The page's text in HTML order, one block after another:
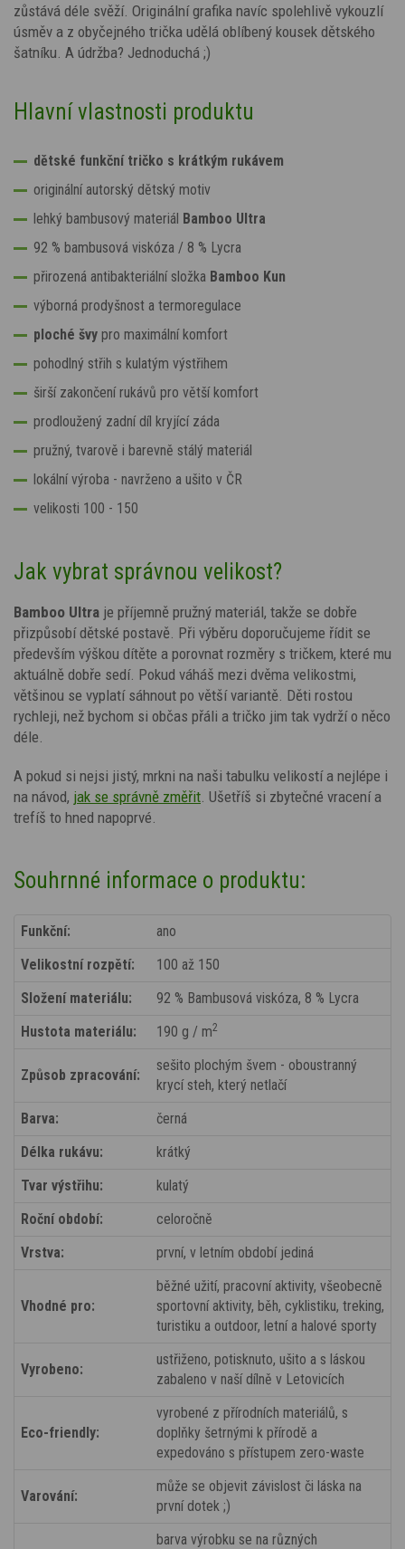
zůstává déle svěží. Originální grafika navíc spolehlivě vykouzlí
úsměv a z obyčejného trička udělá oblíbený kousek dětského
šatníku. A údržba? Jednoduchá ;)
Hlavní vlastnosti produktu
dětské funkční tričko s krátkým rukávem
originální autorský dětský motiv
lehký bambusový materiál Bamboo Ultra
92 % bambusová viskóza / 8 % Lycra
přirozená antibakteriální složka Bamboo Kun
výborná prodyšnost a termoregulace
ploché švy pro maximální komfort
pohodlný střih s kulatým výstřihem
širší zakončení rukávů pro větší komfort
prodloužený zadní díl kryjící záda
pružný, tvarově i barevně stálý materiál
lokální výroba - navrženo a ušito v ČR
velikosti 100 - 150
Jak vybrat správnou velikost?
Bamboo Ultra je příjemně pružný materiál, takže se dobře
přizpůsobí dětské postavě. Při výběru doporučujeme řídit se
především výškou dítěte a porovnat rozměry s tričkem, které mu
aktuálně dobře sedí. Pokud váháš mezi dvěma velikostmi,
většinou se vyplatí sáhnout po větší variantě. Děti rostou
rychleji, než bychom si občas přáli a tričko jim tak vydrží o něco
déle.
A pokud si nejsi jistý, mrkni na naši tabulku velikostí a nejlépe i
na návod, jak se správně změřit . Ušetříš si zbytečné vracení a
trefíš to hned napoprvé.
Souhrnné informace o produktu:
Funkční:
ano
Velikostní rozpětí:
100 až 150
Složení materiálu:
92 % Bambusová viskóza, 8 % Lycra
Hustota materiálu:
190 g / m2
Způsob zpracování:
sešito plochým švem - oboustranný
krycí steh, který netlačí
Barva:
černá
Délka rukávu:
krátký
Tvar výstřihu:
kulatý
Roční období:
celoročně
Vrstva:
první, v letním období jediná
Vhodné pro:
běžné užití, pracovní aktivity, všeobecně
sportovní aktivity, běh, cyklistiku, treking,
turistiku a outdoor, letní a halové sporty
Vyrobeno:
ustřiženo, potisknuto, ušito a s láskou
zabaleno v naší dílně v Letovicích
Eco-friendly:
vyrobené z přírodních materiálů, s
doplňky šetrnými k přírodě a
expedováno s přístupem zero-waste
Varování:
může se objevit závislost či láska na
první dotek ;)
barva výrobku se na různých